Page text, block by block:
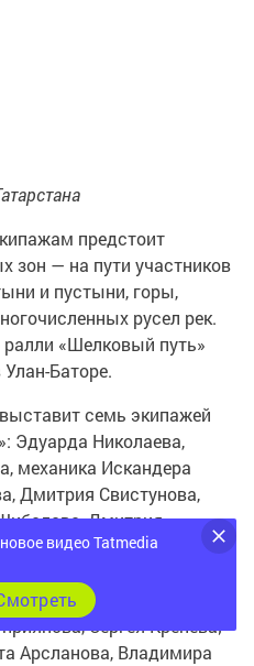
предстоит
зон — на пути участников
и пустыни, горы,
русел рек.
«Шелковый путь»
Баторе.
семь экипажей
Эдуарда Николаева,
механика Искандера
Дмитрия Свистунова,
Дмитрия
Дмитрия Сотникова,
Ахметзянова; Андрея
Ивана Малькова; Сергея
Сергея Кренева;
Арсланова, Владимира
видео Tatmedia